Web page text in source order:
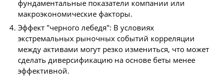
фундаментальные показатели компании или
макроэкономические факторы.
Эффект "черного лебедя": В условиях
экстремальных рыночных событий корреляции
между активами могут резко измениться, что может
сделать диверсификацию на основе беты менее
эффективной.